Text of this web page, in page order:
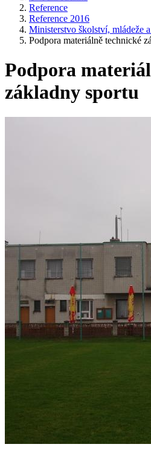
Reference
Reference 2016
Ministerstvo školství, mládeže
Podpora materiálně technické
Podpora
základny sportu